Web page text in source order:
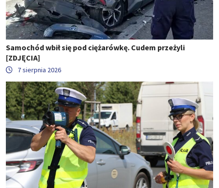
Samochód wbił się pod ciężarówkę. Cudem przeżyli
[ZDJĘCIA]
7 sierpnia 2026